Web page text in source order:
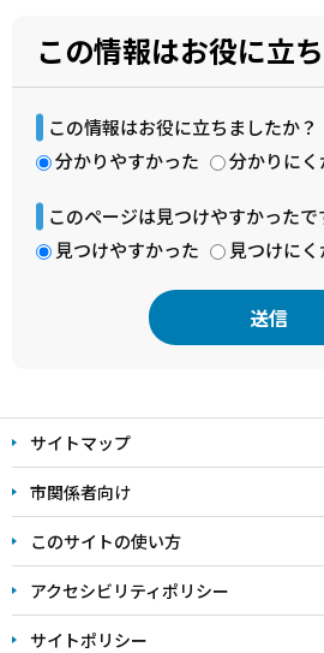
この情報はお役に立
この情報はお役に立ちましたか？
分かりやすかった
分かりにく
このページは見つけやすかったで
見つけやすかった
見つけに
文
こ
こ
ま
で
サイトマップ
市関係者向け
このサイトの使い方
アクセシビリティポリシー
サイトポリシー